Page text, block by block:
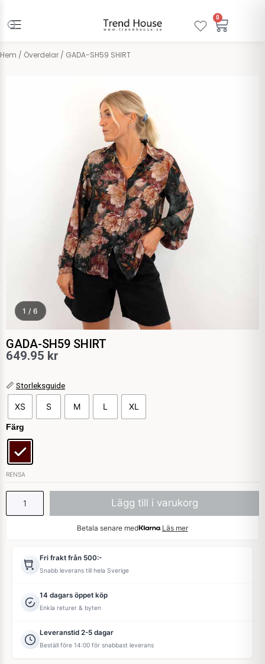
innehåll
0
Hem / Överdelar / GADA-SH59 SHIRT
1 / 6
GADA-SH59 SHIRT
649.95 kr
📏 Storleksguide
XS S M L XL
Färg
RENSA
GADA-
SH59
SHIRT
mängd
Lägg till i varukorg
Betala senare med Läs mer
Fri frakt från 500:-
Snabb leverans till hela Sverige
14 dagars öppet köp
Enkla returer & byten
Leveranstid 2-5 dagar
Beställ före 14:00 för snabbast leverans